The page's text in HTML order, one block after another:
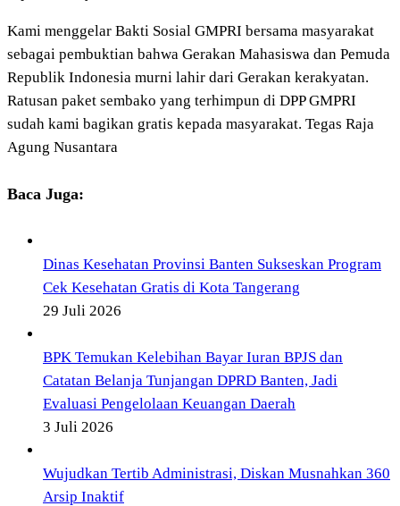
Kami menggelar Bakti Sosial GMPRI bersama masyarakat
sebagai pembuktian bahwa Gerakan Mahasiswa dan Pemuda
Republik Indonesia murni lahir dari Gerakan kerakyatan.
Ratusan paket sembako yang terhimpun di DPP GMPRI
sudah kami bagikan gratis kepada masyarakat. Tegas Raja
Agung Nusantara
Baca Juga:
Dinas Kesehatan Provinsi Banten Sukseskan Program
Cek Kesehatan Gratis di Kota Tangerang
29 Juli 2026
BPK Temukan Kelebihan Bayar Iuran BPJS dan
Catatan Belanja Tunjangan DPRD Banten, Jadi
Evaluasi Pengelolaan Keuangan Daerah
3 Juli 2026
Wujudkan Tertib Administrasi, Diskan Musnahkan 360
Arsip Inaktif